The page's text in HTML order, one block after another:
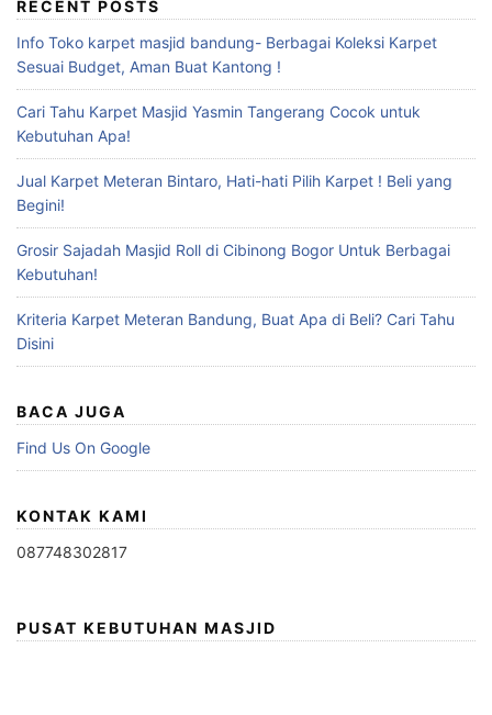
RECENT POSTS
Info Toko karpet masjid bandung- Berbagai Koleksi Karpet
Sesuai Budget, Aman Buat Kantong !
Cari Tahu Karpet Masjid Yasmin Tangerang Cocok untuk
Kebutuhan Apa!
Jual Karpet Meteran Bintaro, Hati-hati Pilih Karpet ! Beli yang
Begini!
Grosir Sajadah Masjid Roll di Cibinong Bogor Untuk Berbagai
Kebutuhan!
Kriteria Karpet Meteran Bandung, Buat Apa di Beli? Cari Tahu
Disini
BACA JUGA
Find Us On Google
KONTAK KAMI
087748302817
PUSAT KEBUTUHAN MASJID